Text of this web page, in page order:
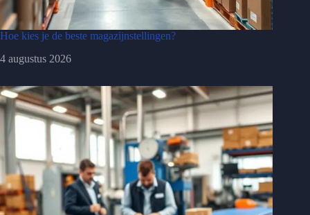
Hoe kies je de beste magazijnstellingen?
4 augustus 2026